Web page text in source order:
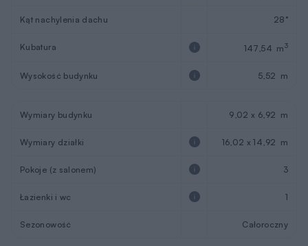
Kąt nachylenia dachu 28°
Kubatura 147,54 m3
Wysokość budynku 5,52 m
Wymiary budynku 9,02 x 6,92 m
Wymiary działki 16,02 x 14,92 m
Pokoje (z salonem) 3
Łazienki i wc 1
Sezonowość Całoroczny